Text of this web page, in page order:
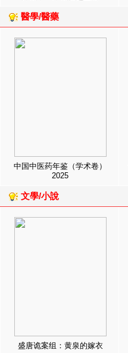
醫學/醫藥
中国中医药年鉴（学术卷）
2025
文學/小說
盛唐诡案组：黄泉的嫁衣